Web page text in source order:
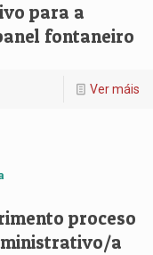
para a
fontaneiro
Ver máis
proceso
a